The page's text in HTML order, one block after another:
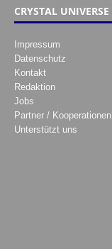
CRYSTAL UNIVERSE
Impressum
Datenschutz
Kontakt
Redaktion
Jobs
Partner / Kooperationen
Unterstützt uns